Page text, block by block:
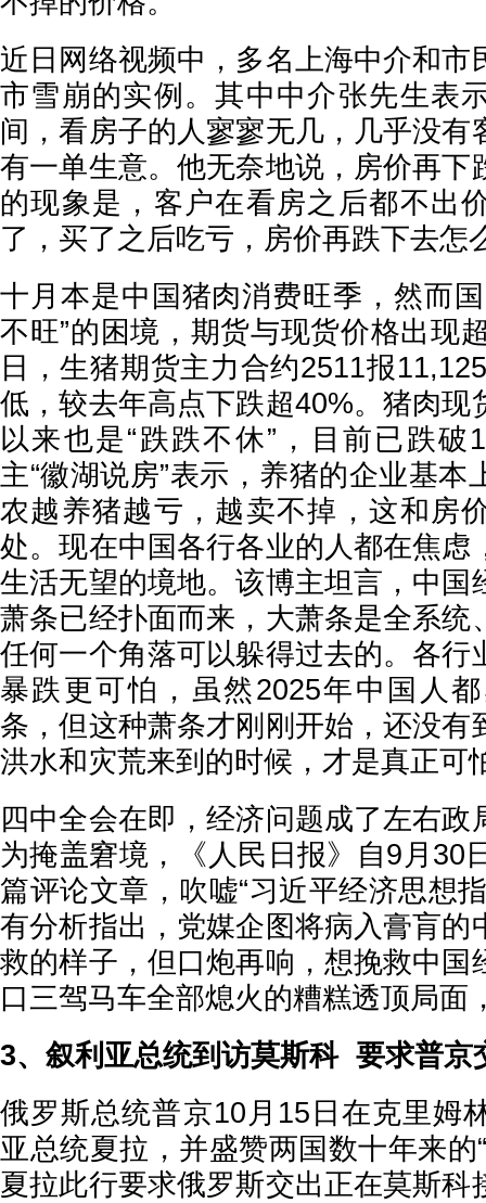
近日网络视频中，多名上海中介和市
市雪崩的实例。其中中介张先生表
间，看房子的人寥寥无几，几乎没有
有一单生意。他无奈地说，房价再下
的现象是，客户在看房之后都不出
了，买了之后吃亏，房价再跌下去怎
十月本是中国猪肉消费旺季，然而
不旺”的困境，期货与现货价格出现
日，生猪期货主力合约2511报
低，较去年高点下跌超40%。猪肉现
以来也是“跌跌不休”，目前已跌
主“徽湖说房”表示，养猪的企业基本
农越养猪越亏，越卖不掉，这和房
处。现在中国各行各业的人都在焦虑
生活无望的境地。该博主坦言，中国
萧条已经扑面而来，大萧条是全系统
任何一个角落可以躲得过去的。各行
暴跌更可怕，虽然2025年中国人
条，但这种萧条才刚刚开始，还没有
洪水和灾荒来到的时候，才是真正可
四中全会在即，经济问题成了左右政
为掩盖窘境，《人民日报》自9月30
篇评论文章，吹嘘“习近平经济思想
有分析指出，党媒企图将病入膏肓的
救的样子，但口炮再响，想挽救中国
口三驾马车全部熄火的糟糕透顶局面
3、叙利亚总统到访莫斯科 要求普京
俄罗斯总统普京10月15日在克里姆
亚总统夏拉，并盛赞两国数十年来的
夏拉此行要求俄罗斯交出正在莫斯科